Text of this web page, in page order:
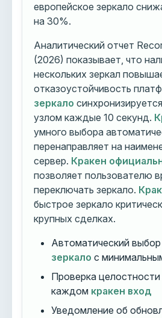
европейское зеркало
на 30%.
Аналитический отчет
(2026) показывает, что
нескольких зеркал
отказоустойчивость
зеркало
узлом каждые 10 секунд.
умного выбора
перенаправляет на
сервер. Кракен
позволяет пользователю
переключать зеркало.
быстрое зеркало
крупных сделках.
Автоматический выбор
зеркало с
Проверка
каждом кракен вход
Уведомление об